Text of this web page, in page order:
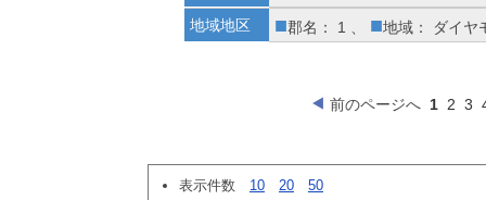
地域地区
■郡名： 1 、 ■地域： ダイヤ
前のページへ 1 2 3
表示件数 10 20
50